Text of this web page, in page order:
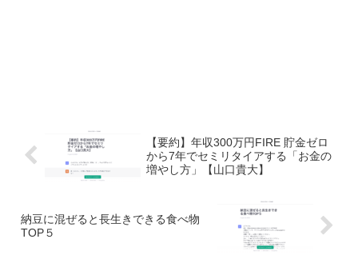
【要約】年収300万円FIRE 貯金ゼロ
から7年でセミリタイアする「お金の
増やし方」【山口貴大】
納豆に混ぜると長生きできる食べ物
TOP５